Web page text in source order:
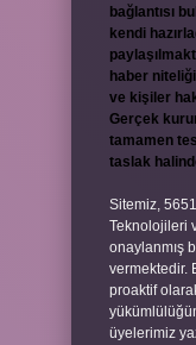
bağlantısı
kendi
haber
ve kişiler
Gerçek
tamamen
taslak
Sitemiz,
Teknolojileri
onaylanmış
vermektedir.
proaktif
üyelerimiz